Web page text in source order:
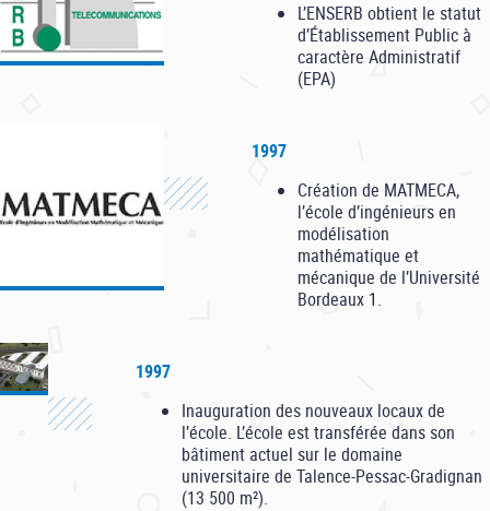
L’ENSERB obtient le statut
d’Établissement Public à
caractère Administratif
(EPA)
1997
Création de MATMECA,
l’école d’ingénieurs en
modélisation
mathématique et
mécanique de l’Université
Bordeaux 1.
1997
Inauguration des nouveaux locaux de
l’école. L’école est transférée dans son
bâtiment actuel sur le domaine
universitaire de Talence-Pessac-Gradignan
(13 500 m²).